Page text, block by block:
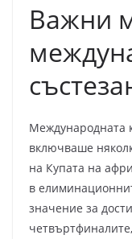
Важни
Международната
включваше
на Купата на
в
значение за